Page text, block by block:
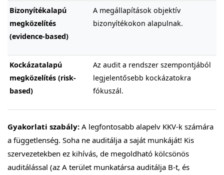
Bizonyítékalapú
megközelítés
(evidence-based)
A megállapítások objektív
bizonyítékokon alapulnak.
Kockázatalapú
megközelítés (risk-
based)
Az audit a rendszer szempontjából
legjelentősebb kockázatokra
fókuszál.
Gyakorlati szabály: A legfontosabb alapelv KKV-k számára
a függetlenség. Soha ne auditálja a saját munkáját! Kis
szervezetekben ez kihívás, de megoldható kölcsönös
auditálással (az A terület munkatársa auditálja B-t, és